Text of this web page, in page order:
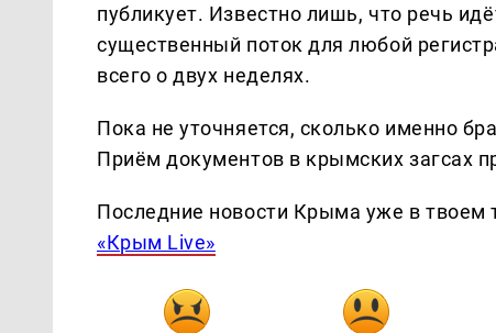
публикует. Известно лишь, что речь
существенный поток для любой
всего о двух неделях.
Пока не уточняется, сколько именно
Приём документов в крымских загсах
Последние новости Крыма уже в твоем
«Крым Live»